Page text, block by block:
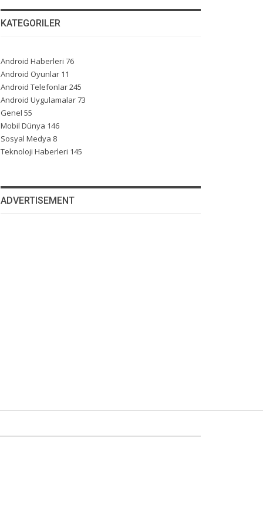
KATEGORILER
Android Haberleri 76
Android Oyunlar 11
Android Telefonlar245
Android Uygulamalar73
Genel 55
Mobil Dünya 146
Sosyal Medya 8
Teknoloji Haberleri 145
ADVERTISEMENT